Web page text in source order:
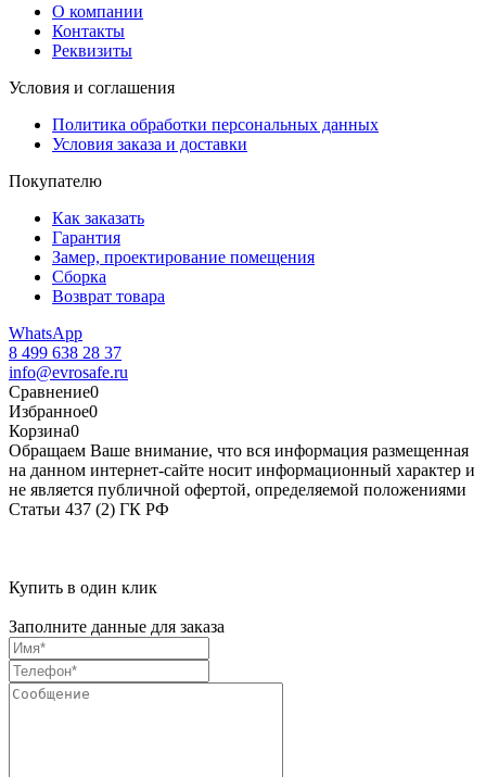
О компании
Контакты
Реквизиты
Условия и соглашения
Политика обработки персональных данных
Условия заказа и доставки
Покупателю
Как заказать
Гарантия
Замер, проектирование помещения
Сборка
Возврат товара
WhatsApp
8 499 638 28 37
info@evrosafe.ru
Сравнение0
Избранное0
Корзина0
Обращаем Ваше внимание, что вся информация размещенная
на данном интернет-сайте носит информационный характер и
не является публичной офертой, определяемой положениями
Статьи 437 (2) ГК РФ
Купить в один клик
Заполните данные для заказа